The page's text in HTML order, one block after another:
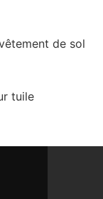
de sol
tuile